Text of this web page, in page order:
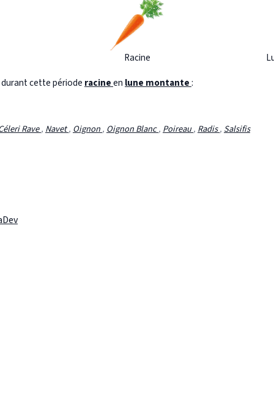
Racine
cette période racineen lune montante:
Rave, Navet, Oignon, Oignon Blanc, Poireau, Radis, Salsifis